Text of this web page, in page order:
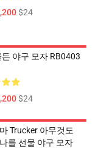
$24
야구 모자 RB0403
$24
Trucker 아무것도
를 선물 야구 모자